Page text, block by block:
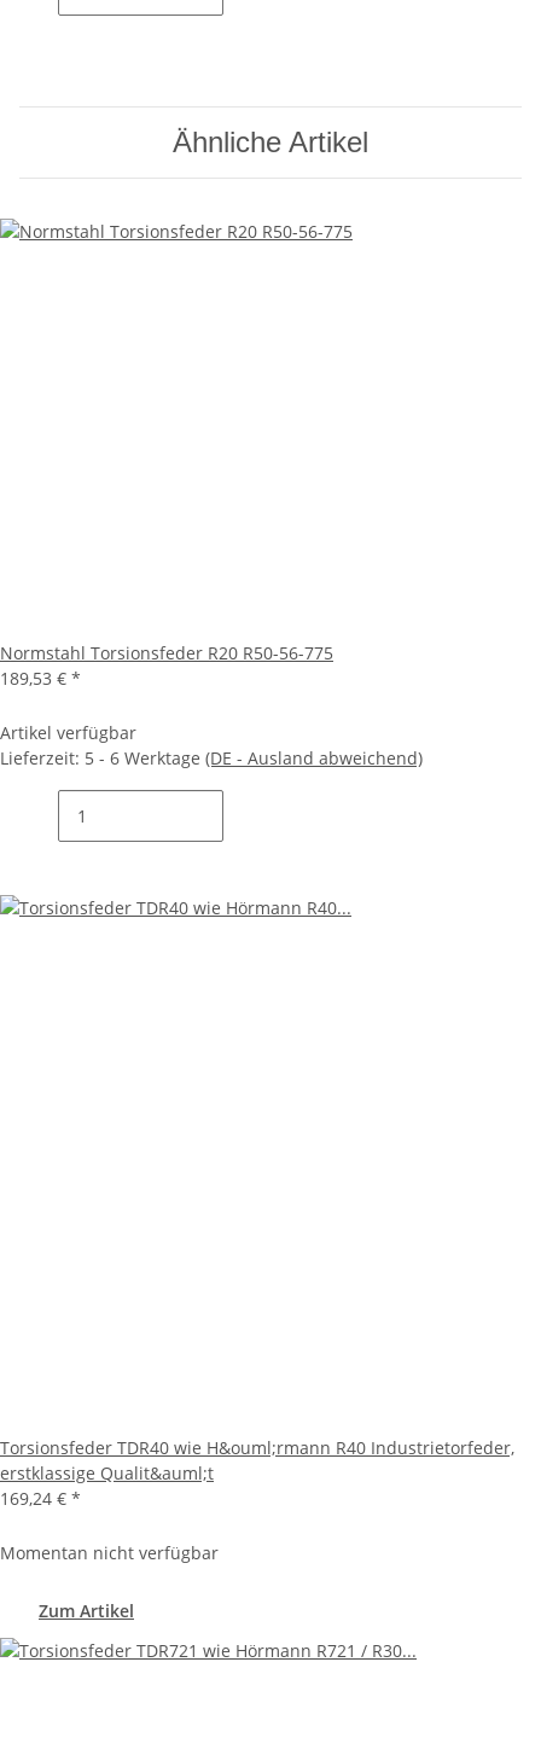
Ähnliche Artikel
Normstahl Torsionsfeder R20 R50-56-775
189,53 € *
Artikel verfügbar
Lieferzeit: 5 - 6 Werktage (DE - Ausland abweichend)
Torsionsfeder TDR40 wie H&ouml;rmann R40 Industrietorfeder,
erstklassige Qualit&auml;t
169,24 € *
Momentan nicht verfügbar
Zum Artikel